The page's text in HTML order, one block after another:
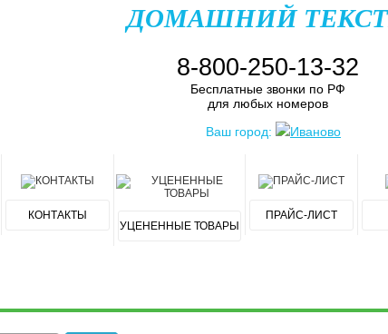
ДОМАШНИЙ
8-800-250-13-32
Бесплатные звонки по РФ
для любых номеров
Ваш город: Иваново
КОНТАКТЫ
УЦЕНЕННЫЕ ТОВАРЫ
ПРАЙС-ЛИСТ